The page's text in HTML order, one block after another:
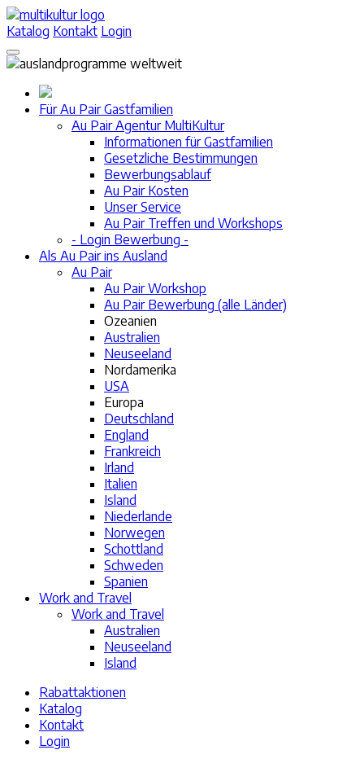
Katalog Kontakt Login
Für Au Pair Gastfamilien
Au Pair Agentur MultiKultur
Informationen für Gastfamilien
Gesetzliche Bestimmungen
Bewerbungsablauf
Au Pair Kosten
Unser Service
Au Pair Treffen und Workshops
- Login Bewerbung -
Als Au Pair ins Ausland
Au Pair
Au Pair Workshop
Au Pair Bewerbung (alle Länder)
Ozeanien
Australien
Neuseeland
Nordamerika
USA
Europa
Deutschland
England
Frankreich
Irland
Italien
Island
Niederlande
Norwegen
Schottland
Schweden
Spanien
Work and Travel
Work and Travel
Australien
Neuseeland
Island
Rabattaktionen
Katalog
Kontakt
Login